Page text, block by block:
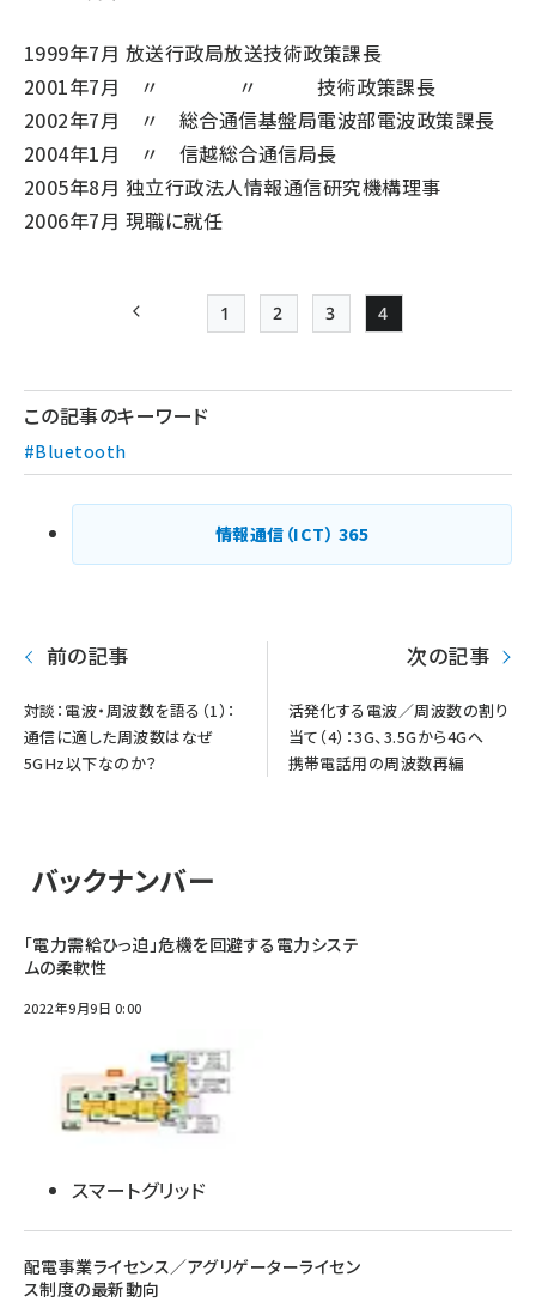
1999年7月 放送行政局放送技術政策課長
2001年7月 〃 〃 技術政策課長
2002年7月 〃 総合通信基盤局電波部電波政策課長
2004年1月 〃 信越総合通信局長
2005年8月 独立行政法人情報通信研究機構理事
2006年7月 現職に就任
り
前ページ Page
1
Page
2
Page
3
Page
4
この記事のキーワード
#Bluetooth
情報通信（ICT） 365
前の記事
対談：電波・周波数を語る（1）：
通信に適した周波数はなぜ
5GHz以下なのか？
次の記事
活発化する電波／周波数の割り
当て（4）：3G、3.5Gから4Gへ
携帯電話用の周波数再編
バックナンバー
「電力需給ひっ迫」危機を回避する電力システ
ムの柔軟性
2022年9月9日 0:00
スマートグリッド
配電事業ライセンス／アグリゲーターライセン
ス制度の最新動向